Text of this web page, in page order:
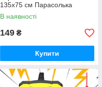
135x75 см Парасолька
Парасолька для автомобіля
umbrella
В наявності
149 ₴
Купити